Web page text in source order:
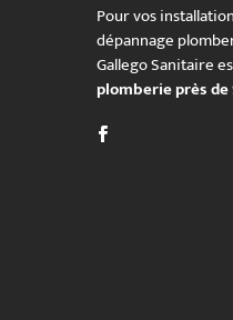
Pour vos
dépannage
Gallego Sanitaire
plomberie près